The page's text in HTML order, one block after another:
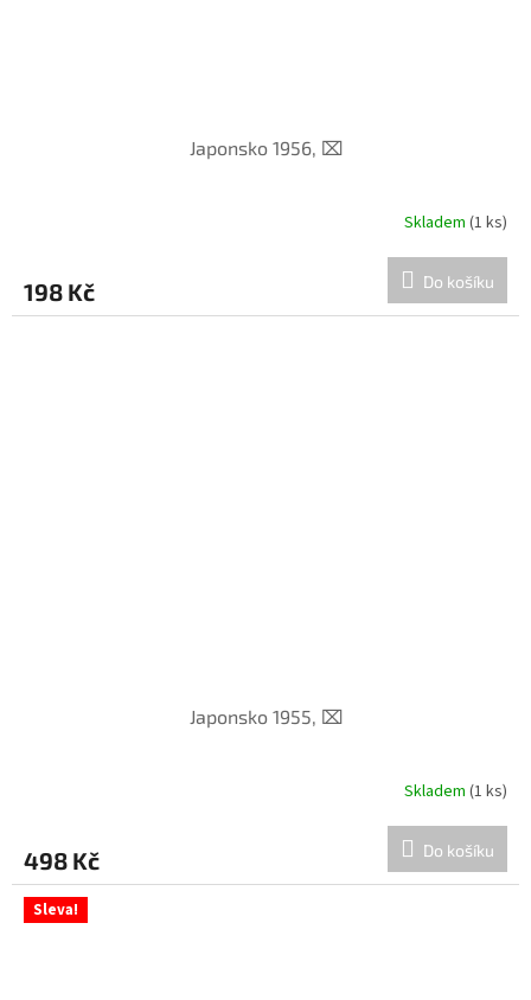
Japonsko 1956, ⌧︎
Skladem (1 ks)
198 Kč Do košíku
Japonsko 1955, ⌧︎
Skladem (1 ks)
498 Kč Do košíku
Sleva!